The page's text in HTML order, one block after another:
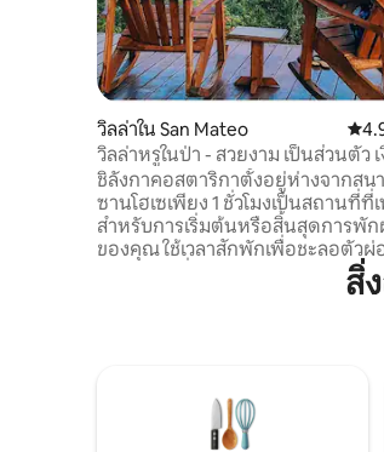
วิลล่าใน San Mateo คะแ
วิลล่าหรูในป่า - สวยงาม เป็นส่วนตัว
สงบ
ชิลังกาคอสตาริกาตั้งอยู่ห่างจากสน
ซานโฮเซเพียง 1 ชั่วโมงเป็นสถานที่ที่
สำหรับการเริ่มต้นหรือสิ้นสุดการพั
ของคุณ ใช้เวลาสักพักเพื่อชะลอตัวผ่
คลายและเชื่อมโยงกับธรรมชาติอีกค
Ceibo เป็นวิลล่าหรูส่วนตัวที่กว้างขว
บริการอาหารที่ยอดเยี่ยมซึ่งทำจาก
ในท้องถิ่นและจากฟาร์ม มาเยือนได้เ
สิ่